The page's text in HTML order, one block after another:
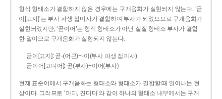
형식 형태소가 결합하지 않은 경우에는 구개음화가 실현되지 않는다. ‘곧
이[고지]’는 부사 파생 접미사가 결합하여 부사가 되었으므로 구개음화가
실현되었지만, ‘곧이어’는 형식 형태소가 아닌 실질 형태소 부사가 결합
한 말이므로 구개음화가 실현되지 않는다.
곧이[고지]: 곧-­(어근)+­-이(부사 파생 접미사)
곧이어[고디어]: 곧(부사)+이어(부사)
현재 표준어에서 구개음화는 형태소와 형태소가 결합할 때 일어나는 현
상이다. 그러므로 ‘마디, 견디다’와 같이 하나의 형태소 내부에서는 구개